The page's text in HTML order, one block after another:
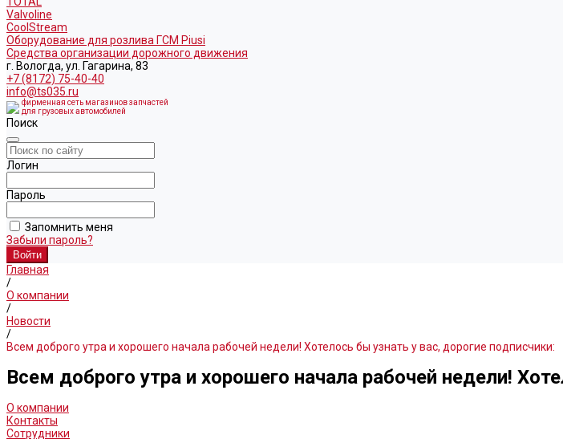
Valvoline
CoolStream
Оборудование для розлива ГСМ Piusi
Средства организации дорожного движения
г. Вологда, ул. Гагарина, 83
+7 (8172) 75-40-40
info@ts035.ru
фирменная сеть магазинов запчастей
для грузовых автомобилей
Поиск
Логин
Пароль
Запомнить меня
Забыли пароль?
Главная
/
О компании
/
Новости
/
Всем доброго утра и хорошего начала рабочей недели! Хотелось бы узнать у вас, дорогие подписчики:
Всем доброго утра и хорошего начала рабочей недели!
О компании
Контакты
Сотрудники